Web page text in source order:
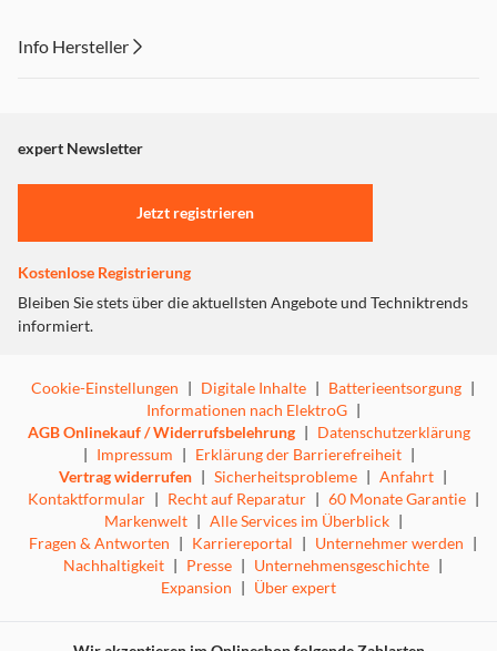
Info Hersteller
"Marketing".
Einstellungen anpassen
expert Newsletter
Jetzt registrieren
Kostenlose Registrierung
Bleiben Sie stets über die aktuellsten Angebote und Techniktrends
informiert.
Cookie-Einstellungen | Digitale Inhalte | Batterieentsorgung |
Informationen nach ElektroG |
AGB Onlinekauf / Widerrufsbelehrung | Datenschutzerklärung
| Impressum | Erklärung der Barrierefreiheit |
Vertrag widerrufen | Sicherheitsprobleme | Anfahrt |
Kontaktformular | Recht auf Reparatur | 60 Monate Garantie |
Markenwelt | Alle Services im Überblick |
Fragen & Antworten | Karriereportal | Unternehmer werden |
Nachhaltigkeit | Presse | Unternehmensgeschichte |
Expansion | Über expert